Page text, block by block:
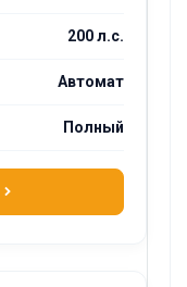
200 л.с.
Автомат
Полный